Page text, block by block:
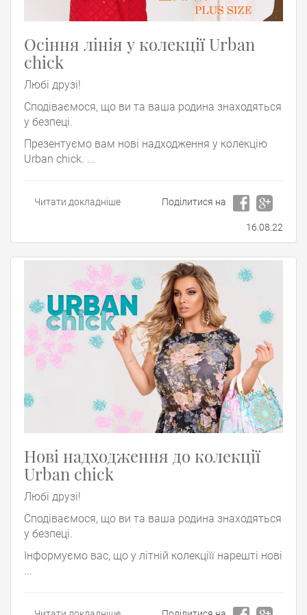
Осіння лінія у колекції Urban
chick
Любі друзі!
Сподіваємося, що ви та ваша родина знаходяться
у безпеці.
Презентуємо вам нові надходження у колекцію
Urban chick. ...
Читати докладніше Поділитися на
16.08.22
Нові надходження до колекції
Urban chick
Любі друзі!
Сподіваємося, що ви та ваша родина знаходяться
у безпеці.
Інформуємо вас, що у літній колекціїї нарешті нові
...